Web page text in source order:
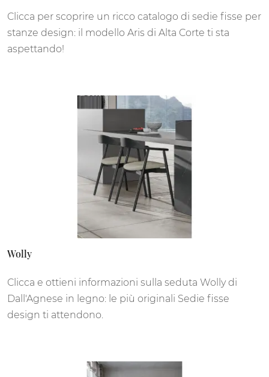
Clicca per scoprire un ricco catalogo di sedie fisse per
stanze design: il modello Aris di Alta Corte ti sta
aspettando!
Wolly
Clicca e ottieni informazioni sulla seduta Wolly di
Dall'Agnese in legno: le più originali Sedie fisse
design ti attendono.